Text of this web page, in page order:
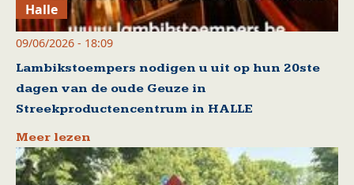
Halle
09/06/2026 - 18:09
Lambikstoempers nodigen u uit op hun 20ste
dagen van de oude Geuze in
Streekproductencentrum in HALLE
Meer lezen